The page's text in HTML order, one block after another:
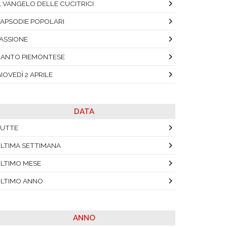
VANGELO DELLE CUCITRICI
POPOLARI
PIEMONTESE
2 APRILE
DATA
SETTIMANA
MESE
ANNO
ANNO